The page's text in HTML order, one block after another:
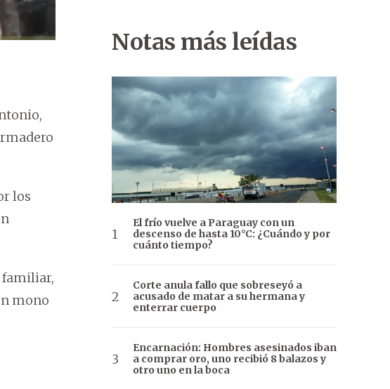
los
familiar,
mono
Notas más leídas
El frío vuelve a Paraguay con un
descenso de hasta 10°C: ¿Cuándo y por
cuánto tiempo?
Corte anula fallo que sobreseyó a
acusado de matar a su hermana y
enterrar cuerpo
Encarnación: Hombres asesinados iban
a comprar oro, uno recibió 8 balazos y
otro uno en la boca